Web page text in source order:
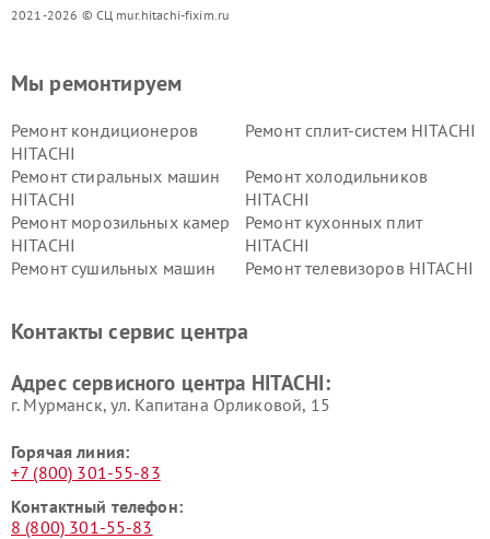
2021-2026 © СЦ mur.hitachi-fixim.ru
Мы ремонтируем
Ремонт кондиционеров
HITACHI
Ремонт сплит-систем HITACHI
Ремонт стиральных машин
HITACHI
Ремонт холодильников
HITACHI
Ремонт морозильных камер
HITACHI
Ремонт кухонных плит
HITACHI
Ремонт сушильных машин
Ремонт телевизоров HITACHI
данных HITACHI
HITACHI
HITACHI
HITACHI
Контакты сервис центра
Адрес сервисного центра HITACHI:
г. Мурманск, ул. Капитана Орликовой, 15
Горячая линия:
+7 (800) 301-55-83
Контактный телефон:
8 (800) 301-55-83